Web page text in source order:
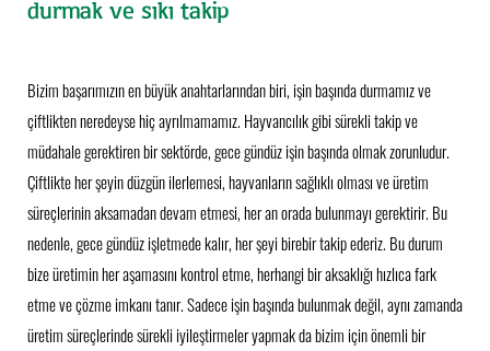
durmak ve sıkı takip
Bizim başarımızın en büyük anahtarlarından biri, işin başında durmamız ve
çiftlikten neredeyse hiç ayrılmamamız. Hayvancılık gibi sürekli takip ve
müdahale gerektiren bir sektörde, gece gündüz işin başında olmak zorunludur.
Çiftlikte her şeyin düzgün ilerlemesi, hayvanların sağlıklı olması ve üretim
süreçlerinin aksamadan devam etmesi, her an orada bulunmayı gerektirir. Bu
nedenle, gece gündüz işletmede kalır, her şeyi birebir takip ederiz. Bu durum
bize üretimin her aşamasını kontrol etme, herhangi bir aksaklığı hızlıca fark
etme ve çözme imkanı tanır. Sadece işin başında bulunmak değil, aynı zamanda
üretim süreçlerinde sürekli iyileştirmeler yapmak da bizim için önemli bir